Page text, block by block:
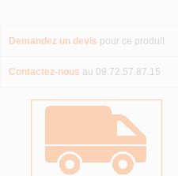
Demandez un devis pour ce produit
Contactez-nous au 09.72.57.87.15